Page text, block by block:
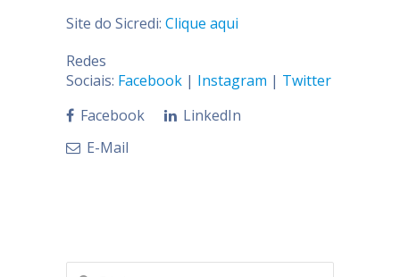
Site do Sicredi: Clique aqui
Redes
Sociais: Facebook | Instagram | Twitter
Facebook
LinkedIn
E-Mail